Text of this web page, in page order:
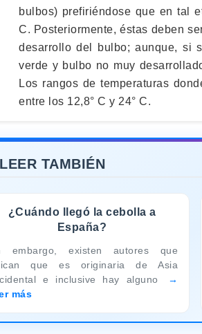
bulbos) prefiriéndose que en tal
C. Posteriormente, éstas deben
desarrollo del bulbo; aunque, si
verde y bulbo no muy
Los rangos de temperaturas
entre los 12,8° C y 24° C.
LEER TAMBIÉN
¿Cuándo llegó la cebolla a
España?
embargo, existen autores que
que es originaria de Asia
e inclusive hay alguno
más